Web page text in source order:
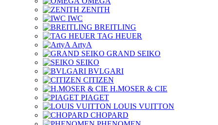
ZENITH
IWC
BREITLING
TAG HEUER
ArtyA
GRAND SEIKO
SEIKO
BVLGARI
CITIZEN
H.MOSER & CIE
PIAGET
LOUIS VUITTON
CHOPARD